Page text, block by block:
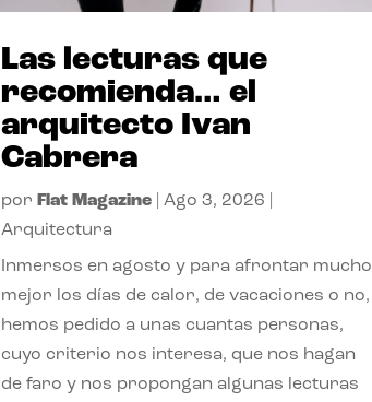
Las lecturas que
recomienda… el
arquitecto Ivan
Cabrera
por Flat Magazine |Ago 3, 2026
Arquitectura
Inmersos en agosto y para afrontar mucho
mejor los días de calor, de vacaciones o no,
hemos pedido a unas cuantas personas,
cuyo criterio nos interesa, que nos hagan
de faro y nos propongan algunas lecturas